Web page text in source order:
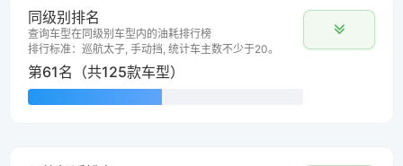
同级别排名
查询车型在同级别车型内的油耗排行榜
排行标准：巡航太子, 手动挡, 统计车主数不少于20。
第61名（共125款车型）